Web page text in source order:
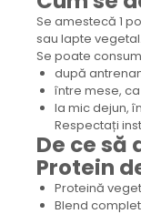
Se amestecă 1
sau lapte vegetal.
Se poate
după
între mese,
la mic dejun,
Respectați
De ce să
Protein
Proteină
Blend